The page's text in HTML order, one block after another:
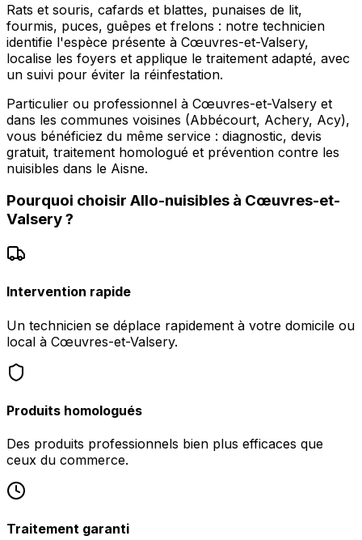
Rats et souris, cafards et blattes, punaises de lit,
fourmis, puces, guêpes et frelons : notre technicien
identifie l'espèce présente à Cœuvres-et-Valsery,
localise les foyers et applique le traitement adapté, avec
un suivi pour éviter la réinfestation.
Particulier ou professionnel à Cœuvres-et-Valsery et
dans les communes voisines (Abbécourt, Achery, Acy),
vous bénéficiez du même service : diagnostic, devis
gratuit, traitement homologué et prévention contre les
nuisibles dans le Aisne.
Pourquoi choisir Allo-nuisibles à Cœuvres-et-
Valsery?
Intervention rapide
Un technicien se déplace rapidement à votre domicile ou
local à Cœuvres-et-Valsery.
Produits homologués
Des produits professionnels bien plus efficaces que
ceux du commerce.
Traitement garanti